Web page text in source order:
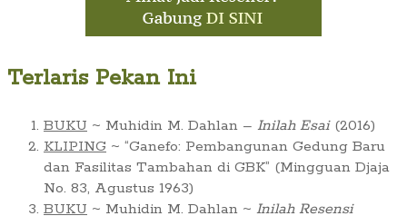
Terlaris Pekan Ini
BUKU ~ Muhidin M. Dahlan – Inilah Esai(2016)
KLIPING ~ “Ganefo: Pembangunan Gedung Baru
dan Fasilitas Tambahan di GBK” (Mingguan Djaja
No. 83, Agustus 1963)
BUKU ~ Muhidin M. Dahlan ~ Inilah Resensi